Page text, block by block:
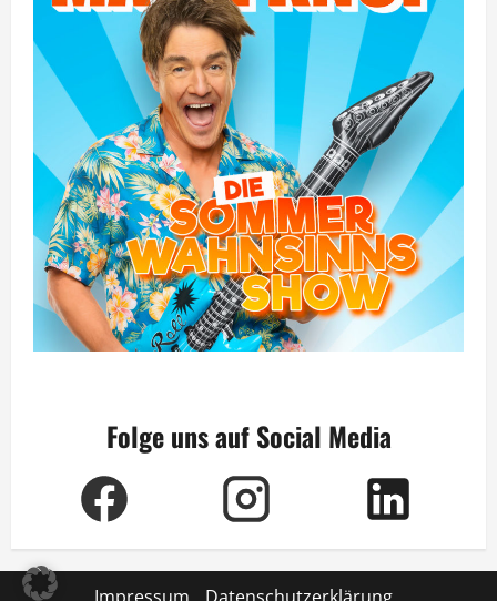
Folge uns auf Social Media